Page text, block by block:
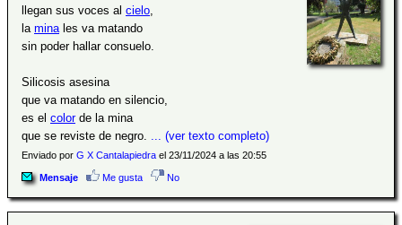
llegan sus voces al cielo,
la minales va matando
sin poder hallar consuelo.
Silicosis asesina
que va matando en silencio,
es el colorde la mina
que se reviste de negro. ... (ver texto completo)
Enviado por G X Cantalapiedra el 23/11/2024 a las 20:55
Mensaje Me gusta No